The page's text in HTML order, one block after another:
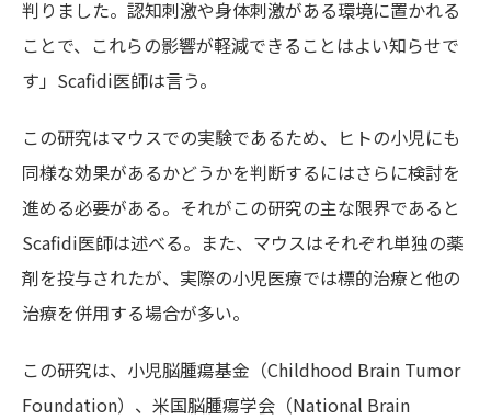
判りました。認知刺激や身体刺激がある環境に置かれる
ことで、これらの影響が軽減できることはよい知らせで
す」Scafidi医師は言う。
この研究はマウスでの実験であるため、ヒトの小児にも
同様な効果があるかどうかを判断するにはさらに検討を
進める必要がある。それがこの研究の主な限界であると
Scafidi医師は述べる。また、マウスはそれぞれ単独の薬
剤を投与されたが、実際の小児医療では標的治療と他の
治療を併用する場合が多い。
この研究は、小児脳腫瘍基金（Childhood Brain Tumor
Foundation）、米国脳腫瘍学会（National Brain